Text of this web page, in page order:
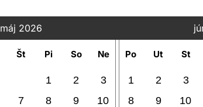
máj 2026
Št Pi So Ne
1 2
3
7 8 9
10
Po Ut St
1 2 3
8
9 10